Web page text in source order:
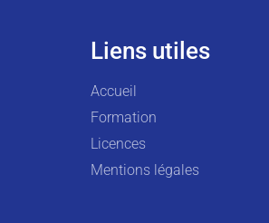
Liens utiles
Accueil
Formation
Licences
Mentions légales